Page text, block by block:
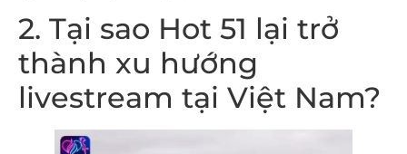
2. Tại sao Hot 51 lại trở
thành xu hướng
livestream tại Việt Nam?